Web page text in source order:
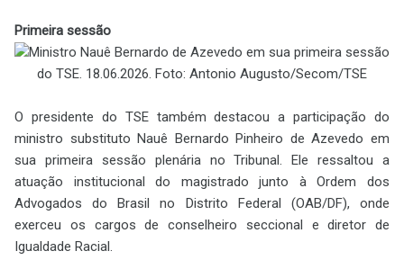
Primeira sessão
Ministro Nauê Bernardo de Azevedo em sua primeira sessão
do TSE. 18.06.2026. Foto: Antonio Augusto/Secom/TSE
O presidente do TSE também destacou a participação do
ministro substituto Nauê Bernardo Pinheiro de Azevedo em
sua primeira sessão plenária no Tribunal. Ele ressaltou a
atuação institucional do magistrado junto à Ordem dos
Advogados do Brasil no Distrito Federal (OAB/DF), onde
exerceu os cargos de conselheiro seccional e diretor de
Igualdade Racial.